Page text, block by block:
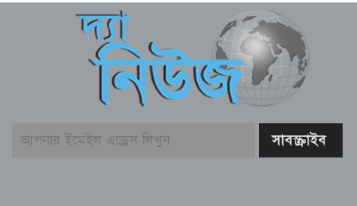
গ্রেফতার
বিনামূল্যে চ্যাটজিপিটি ব্যবহারকারীদের জন্য
বড় সুখবর
গণমাধ্যমের ওপর নিয়ন্ত্রণ নয়, প্রয়োজন
নিয়মতান্ত্রিক কাঠামো: তথ্য ও সম্প্রচারমন্ত্রী